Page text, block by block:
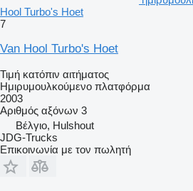
Hool Turbo's Hoet
7
Van Hool Turbo's Hoet
Τιμή κατόπιν αιτήματος
Ημιρυμουλκούμενο πλατφόρμα
2003
Αριθμός αξόνων 3
Βέλγιο, Hulshout
JDG-Trucks
Επικοινωνία με τον πωλητή